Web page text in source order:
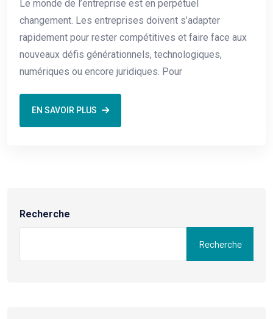
Le monde de l’entreprise est en perpétuel
changement. Les entreprises doivent s’adapter
rapidement pour rester compétitives et faire face aux
nouveaux défis générationnels, technologiques,
numériques ou encore juridiques. Pour
EN SAVOIR PLUS
Recherche
Recherche